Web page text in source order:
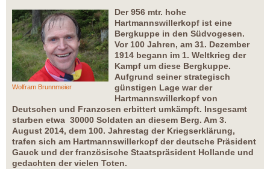
Wolfram Brunnmeier
Der 956 mtr. hohe
Hartmannswillerkopf ist eine
Bergkuppe in den Südvogesen.
Vor 100 Jahren, am 31. Dezember
1914 begann im 1. Weltkrieg der
Kampf um diese Bergkuppe.
Aufgrund seiner strategisch
günstigen Lage war der
Hartmannswillerkopf von
Deutschen und Franzosen erbittert umkämpft. Insgesamt
starben etwa 30000 Soldaten an diesem Berg. Am 3.
August 2014, dem 100. Jahrestag der Kriegserklärung,
trafen sich am Hartmannswillerkopf der deutsche Präsident
Gauck und der französische Staatspräsident Hollande und
gedachten der vielen Toten.